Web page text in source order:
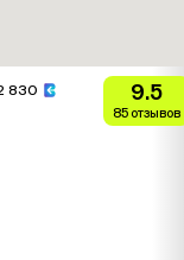
830 9.5
85 отзывов